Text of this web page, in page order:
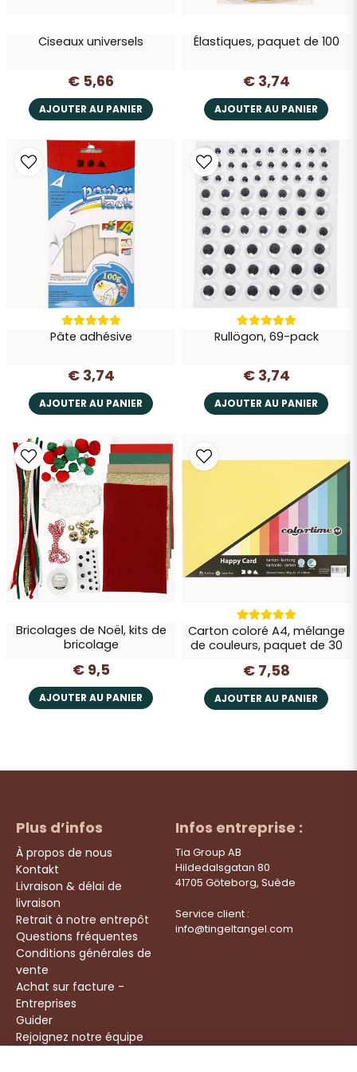
Envoyer la question
Ciseaux universels
€ 5,66
AJOUTER AU PANIER
Élastiques, paquet de 100
€ 3,74
AJOUTER AU PANIER
Pâte adhésive
€ 3,74
AJOUTER AU PANIER
Rullögon, 69-pack
€ 3,74
AJOUTER AU PANIER
Bricolages de Noël, kits de
bricolage
€ 9,5
AJOUTER AU PANIER
Carton coloré A4, mélange
de couleurs, paquet de 30
€ 7,58
AJOUTER AU PANIER
Plus d’infos
À propos de nous
Kontakt
Livraison & délai de
livraison
Retrait à notre entrepôt
Questions fréquentes
Conditions générales de
vente
Achat sur facture -
Entreprises
Guider
Rejoignez notre équipe
Infos entreprise :
Tia Group AB
Hildedalsgatan 80
41705 Göteborg, Suède
Service client :
info@tingeltangel.com